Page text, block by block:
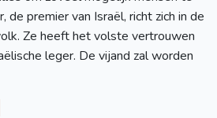
de premier van Israël, richt zich in de
Ze heeft het volste vertrouwen
leger. De vijand zal worden